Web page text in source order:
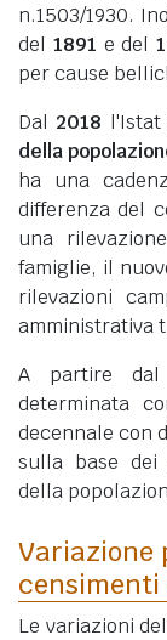
n.1503/1930.
del 1891 e del
per cause
Dal 2018 l'Istat
della
ha una
differenza del
una
famiglie, il
rilevazioni
amministrativa
A partire dal
determinata
decennale con
sulla base dei
della
Variazione
censimenti
Le variazioni